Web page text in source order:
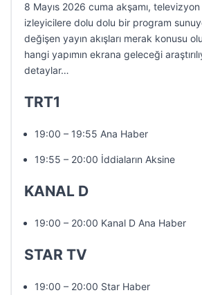
8 Mayıs 2026 cuma akşamı, televizyon
izleyicilere dolu dolu bir program
değişen yayın akışları merak konusu
hangi yapımın ekrana geleceği
detaylar…
TRT1
19:00 – 19:55 Ana Haber
19:55 – 20:00 İddiaların Aksine
KANAL D
19:00 – 20:00 Kanal D Ana Haber
STAR TV
19:00 – 20:00 Star Haber